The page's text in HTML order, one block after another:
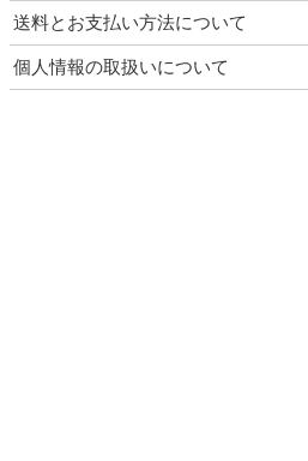
送料とお支払い方法について
個人情報の取扱いについて